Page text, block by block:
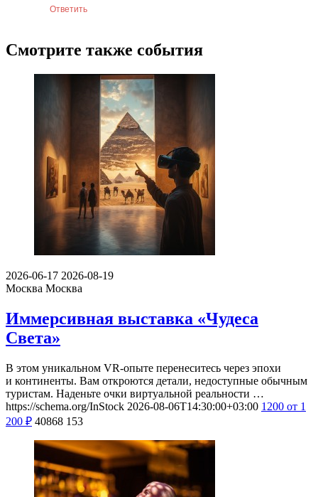
Ответить
Смотрите также события
2026-06-17 2026-08-19
Москва Москва
Иммерсивная выставка «Чудеса
Света»
В этом уникальном VR-опыте перенеситесь через эпохи
и континенты. Вам откроются детали, недоступные обычным
туристам. Наденьте очки виртуальной реальности …
https://schema.org/InStock 2026-08-06T14:30:00+03:00 1200 от 1
200 ₽ 40868 153